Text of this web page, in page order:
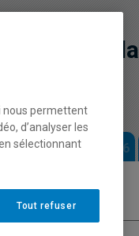
de la
- Automne 2026
nous permettent
d’analyser les
sélectionnant
Tout refuser